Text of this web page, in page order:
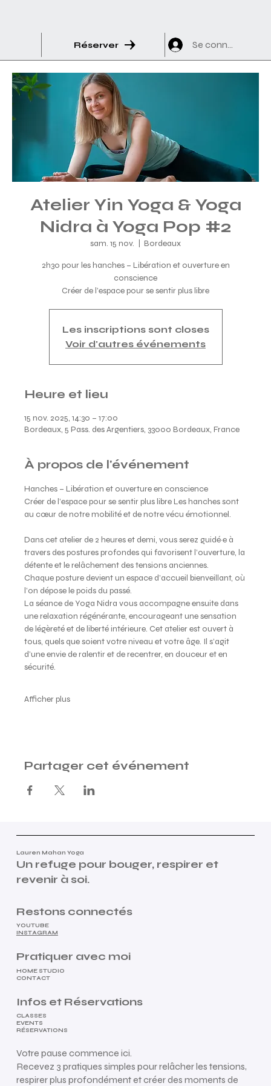
Réserver Se connecter
Atelier Yin Yoga & Yoga
Nidra à Yoga Pop #2
sam. 15 nov. Bordeaux
2h30 pour les hanches – Libération et ouverture en
conscience
Créer de l’espace pour se sentir plus libre
Les inscriptions sont closes
Voir d'autres événements
Heure et lieu
15 nov. 2025, 14:30 – 17:00
Bordeaux, 5 Pass. des Argentiers, 33000 Bordeaux, France
À propos de l'événement
Hanches – Libération et ouverture en conscience
Créer de l’espace pour se sentir plus libre Les hanches sont
au cœur de notre mobilité et de notre vécu émotionnel.
Dans cet atelier de 2 heures et demi, vous serez guidé·e à
travers des postures profondes qui favorisent l’ouverture, la
détente et le relâchement des tensions anciennes.
Chaque posture devient un espace d’accueil bienveillant, où
l’on dépose le poids du passé.
La séance de Yoga Nidra vous accompagne ensuite dans
une relaxation régénérante, encourageant une sensation
de légèreté et de liberté intérieure. Cet atelier est ouvert à
tous, quels que soient votre niveau et votre âge. Il s’agit
d’une envie de ralentir et de recentrer, en douceur et en
sécurité.
Afficher plus
Partager cet événement
Lauren Mahan Yoga
Un refuge pour bouger, respirer et
revenir à soi.
Restons connectés
YOUTUBE
INSTAGRAM
Pratiquer avec moi
HOME STUDIO
CONTACT
Infos et Réservations
CLASSES
EVENTS
RÉSERVATIONS
Votre pause commence ici.
Recevez 3 pratiques simples pour relâcher les tensions,
respirer plus profondément et créer des moments de